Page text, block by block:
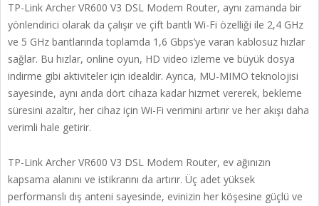
TP-Link Archer VR600 V3 DSL Modem Router, aynı zamanda bir
yönlendirici olarak da çalışır ve çift bantlı Wi-Fi özelliği ile 2,4 GHz
ve 5 GHz bantlarında toplamda 1,6 Gbps’ye varan kablosuz hızlar
sağlar. Bu hızlar, online oyun, HD video izleme ve büyük dosya
indirme gibi aktiviteler için idealdir. Ayrıca, MU-MIMO teknolojisi
sayesinde, aynı anda dört cihaza kadar hizmet vererek, bekleme
süresini azaltır, her cihaz için Wi-Fi verimini artırır ve her akışı daha
verimli hale getirir.
TP-Link Archer VR600 V3 DSL Modem Router, ev ağınızın
kapsama alanını ve istikrarını da artırır. Üç adet yüksek
performanslı dış anteni sayesinde, evinizin her köşesine güçlü ve